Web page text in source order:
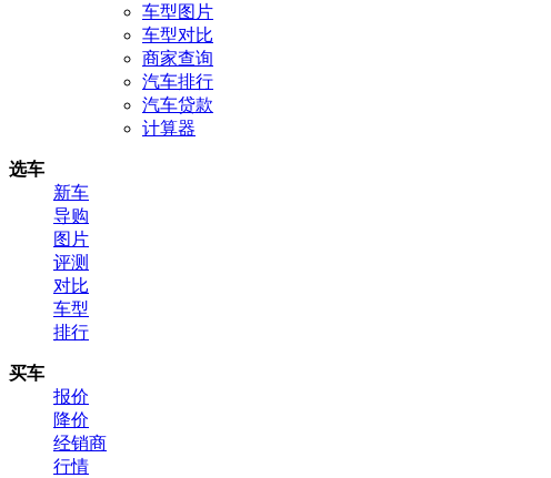
车型图片
车型对比
商家查询
汽车排行
汽车贷款
计算器
选车
新车
导购
图片
评测
对比
车型
排行
买车
报价
降价
经销商
行情